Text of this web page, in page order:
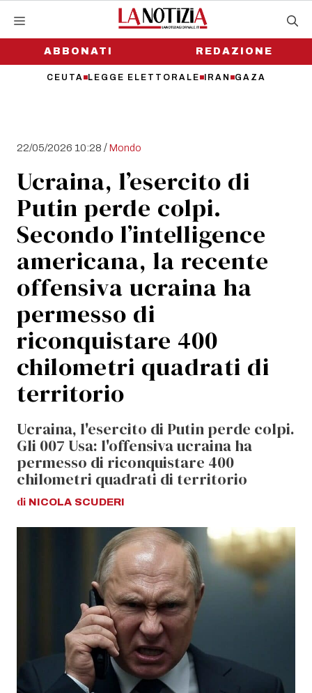
contenutoABBONATI
CEUTA LEGGE ELETTORALE IRAN GAZA
REDAZIONE
22/05/2026 10:28 /Mondo
Ucraina, l’esercito di
Putin perde colpi.
Secondo l’intelligence
americana, la recente
offensiva ucraina ha
permesso di
riconquistare 400
chilometri quadrati di
territorio
Ucraina, l'esercito di Putin perde colpi.
Gli 007 Usa: l'offensiva ucraina ha
permesso di riconquistare 400
chilometri quadrati di territorio
di NICOLA SCUDERI